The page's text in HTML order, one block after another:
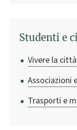
Studenti e
Vivere la città
Associazioni
Trasporti e